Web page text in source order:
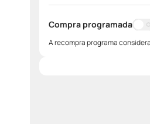
Compra programada
A recompra programa